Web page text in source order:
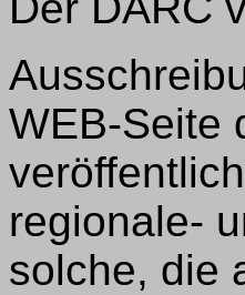
WEB-Seite
regionale-
solche, die